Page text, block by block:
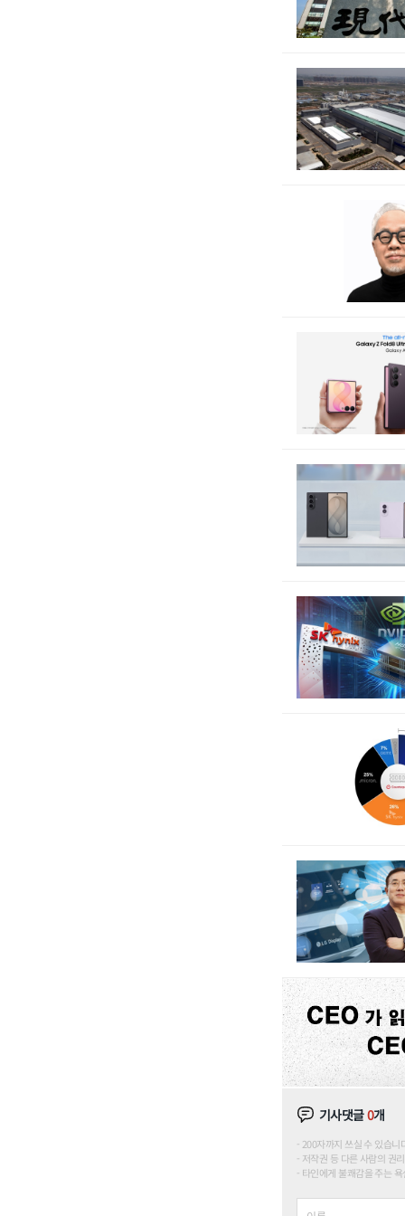
기사댓글0개
200자까지 쓰실 수 있습
저작권 등 다른 사람의 권
타인에게 불쾌감을 주는